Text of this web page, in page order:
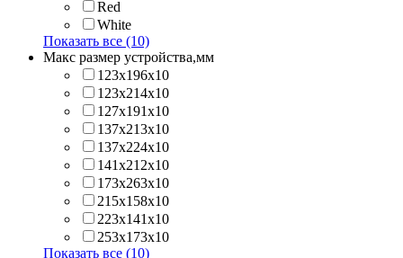
Red
White
Показать все (10)
Макс размер устройства,мм
123х196х10
123х214x10
127х191х10
137х213х10
137х224x10
141х212х10
173х263x10
215х158x10
223х141x10
253х173x10
Показать все (10)